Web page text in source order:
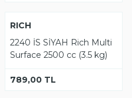
Tükendi
YENI
RICH
2240 İS SİYAH Rich Multi
Surface 2500 cc (3.5 kg)
789,00 TL